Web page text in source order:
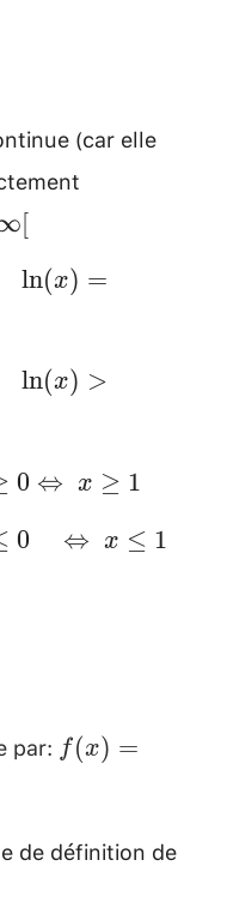
(car elle
[
ln(x) =
ln(x) >
0 ⇔ x ≥ 1
0 ⇔ x ≤ 1
par: f(x)=
f (x) =
de définition def